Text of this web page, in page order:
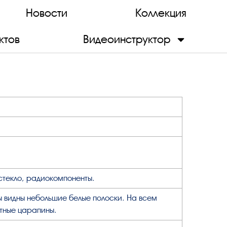
Новости Коллекция
Видеоинструктор
радиокомпоненты.
видны небольшие белые полоски. На всем
царапины.